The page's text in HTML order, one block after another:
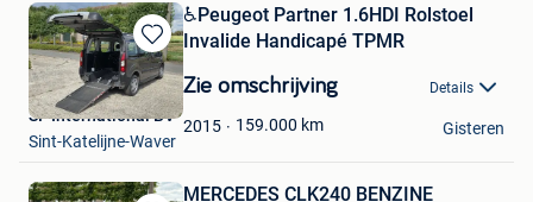
Bewaren
in
Mijn
Favorieten
♿️Peugeot Partner 1.6HDI Rolstoel
Invalide Handicapé TPMR
Zie omschrijving Details
2015 159.000 km
SF International BV
Sint-Katelijne-Waver
Gisteren
MERCEDES CLK240 BENZINE